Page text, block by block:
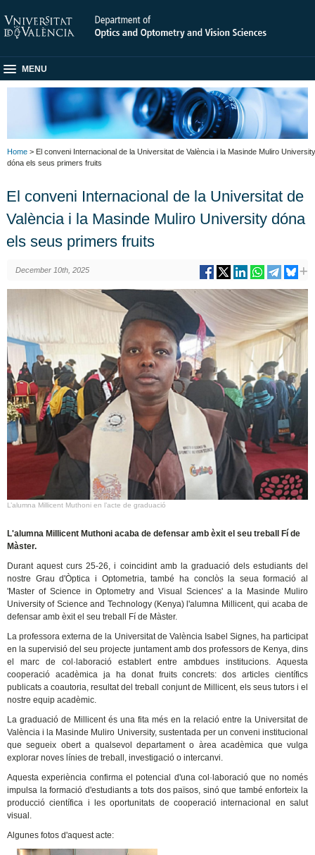
MENU
Home > El conveni Internacional de la Universitat de València i la Masinde Muliro University
dóna els seus primers fruits
El conveni Internacional de la Universitat de
València i la Masinde Muliro University dóna
els seus primers fruits
December 10th, 2025
L’alumna Millicent Muthoni en l’acte de graduació
L'alumna Millicent Muthoni acaba de defensar amb èxit el seu treball Fí de
Màster.
Durant aquest curs 25-26, i coincidint amb la graduació dels estudiants del
nostre Grau d'Òptica i Optometria, també ha conclòs la seua formació al
'Master of Science in Optometry and Visual Sciences' a la Masinde Muliro
University of Science and Technology (Kenya) l'alumna Millicent, qui acaba de
defensar amb èxit el seu treball Fí de Màster.
La professora externa de la Universitat de València Isabel Signes, ha participat
en la supervisió del seu projecte juntament amb dos professors de Kenya, dins
el marc de col·laboració establert entre ambdues institucions. Aquesta
cooperació acadèmica ja ha donat fruits concrets: dos articles científics
publicats a coautoria, resultat del treball conjunt de Millicent, els seus tutors i el
nostre equip acadèmic.
La graduació de Millicent és una fita més en la relació entre la Universitat de
València i la Masinde Muliro University, sustentada per un conveni institucional
que segueix obert a qualsevol departament o àrea acadèmica que vulga
explorar noves línies de treball, investigació o intercanvi.
Aquesta experiència confirma el potencial d'una col·laboració que no només
impulsa la formació d'estudiants a tots dos països, sinó que també enforteix la
producció científica i les oportunitats de cooperació internacional en salut
visual.
Algunes fotos d'aquest acte: